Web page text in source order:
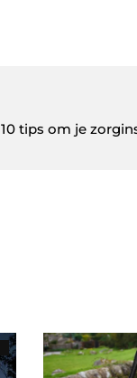
10 tips om je